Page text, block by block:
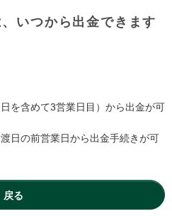
いつから出金できます
を含めて3営業日目）から出金が可
日の前営業日から出金手続きが可
戻る